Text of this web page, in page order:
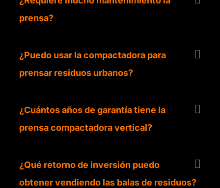
prensa?
¿Puedo usar la compactadora para
prensar residuos urbanos?
¿Cuántos años de garantía tiene la
prensa compactadora vertical?
¿Qué retorno de inversión puedo
obtener vendiendo las balas de residuos?